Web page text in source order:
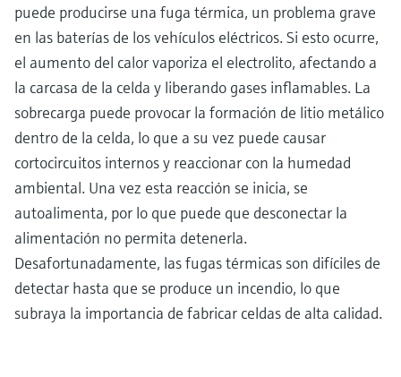
puede producirse una fuga térmica, un problema grave
en las baterías de los vehículos eléctricos. Si esto ocurre,
el aumento del calor vaporiza el electrolito, afectando a
la carcasa de la celda y liberando gases inflamables. La
sobrecarga puede provocar la formación de litio metálico
dentro de la celda, lo que a su vez puede causar
cortocircuitos internos y reaccionar con la humedad
ambiental. Una vez esta reacción se inicia, se
autoalimenta, por lo que puede que desconectar la
alimentación no permita detenerla.
Desafortunadamente, las fugas térmicas son difíciles de
detectar hasta que se produce un incendio, lo que
subraya la importancia de fabricar celdas de alta calidad.